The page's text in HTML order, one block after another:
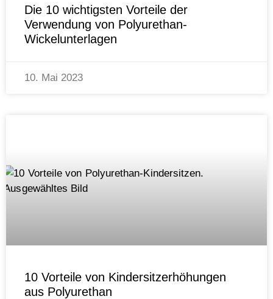
Die 10 wichtigsten Vorteile der
Verwendung von Polyurethan-
Wickelunterlagen
10. Mai 2023
10 Vorteile von Kindersitzerhöhungen
aus Polyurethan